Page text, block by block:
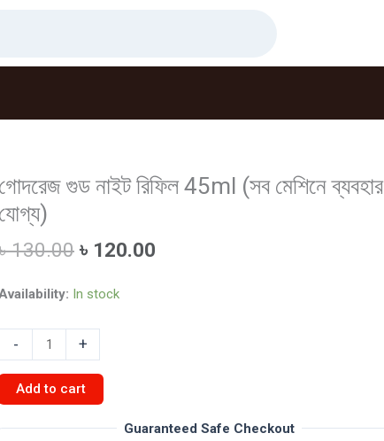
গোদরেজ গুড নাইট রিফিল 45ml (সব মেশিনে ব্যবহার
যোগ্য)
130.00 Original
was:
৳ 120.00
In stock
- +
Add to cart
Guaranteed Safe Checkout